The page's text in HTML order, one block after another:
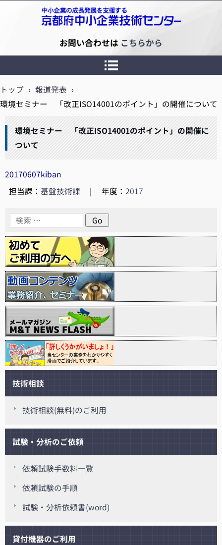
京都府中小企業技術センター
お問い合わせは こちらから
トップ › 報道発表 ›
環境セミナー 「改正ISO14001のポイント」の開催について
環境セミナー 「改正ISO14001のポイント」の開催に
ついて
20170607kiban
担当課： 基盤技術課 | 年度：2017
技術相談
技術相談(無料)のご利用
試験・分析のご依頼
依頼試験手数料一覧
依頼試験の手順
試験・分析依頼書(word)
貸付機器のご利用